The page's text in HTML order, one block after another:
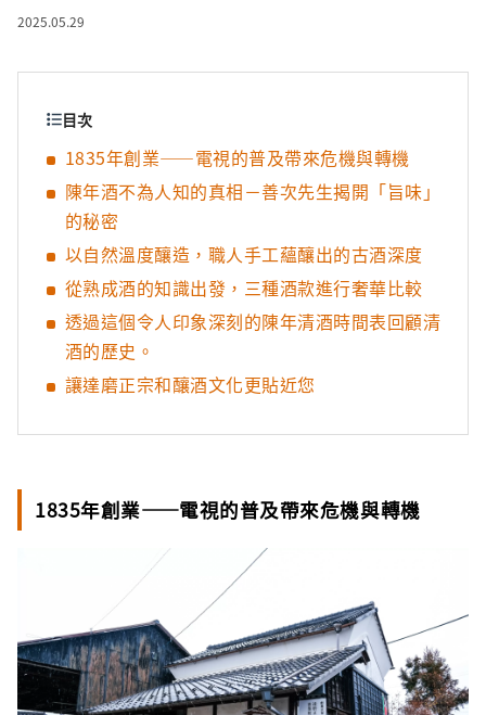
2025.05.29
目次
1835年創業——電視的普及帶來危機與轉機
陳年酒不為人知的真相－善次先生揭開「旨味」
的秘密
以自然溫度釀造，職人手工蘊釀出的古酒深度
從熟成酒的知識出發，三種酒款進行奢華比較
透過這個令人印象深刻的陳年清酒時間表回顧清
酒的歷史。
讓達磨正宗和釀酒文化更貼近您
1835年創業——電視的普及帶來危機與轉機